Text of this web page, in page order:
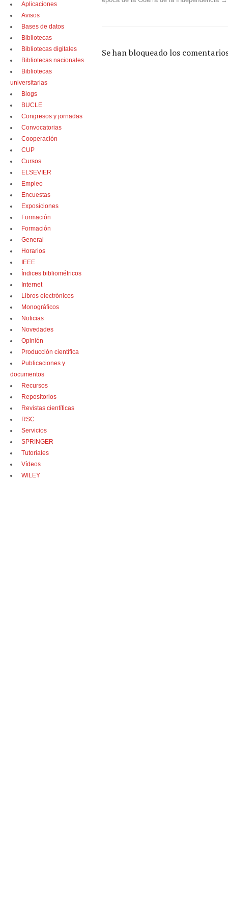
Se han bloqueado los
Aplicaciones
Avisos
Bases de datos
Bibliotecas
Bibliotecas digitales
Bibliotecas nacionales
Bibliotecas
universitarias
Blogs
BUCLE
Congresos y jornadas
Convocatorias
Cooperación
CUP
Cursos
ELSEVIER
Empleo
Encuestas
Exposiciones
Formación
Formación
General
Horarios
IEEE
Índices bibliométricos
Internet
Libros electrónicos
Monográficos
Noticias
Novedades
Opinión
Producción científica
Publicaciones y
documentos
Recursos
Repositorios
Revistas científicas
RSC
Servicios
SPRINGER
Tutoriales
Vídeos
WILEY